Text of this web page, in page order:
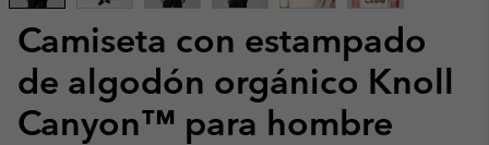
Camiseta con estampado
de algodón orgánico Knoll
Canyon™ para hombre